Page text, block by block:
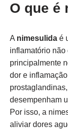
O que é
A nimesulida é
inflamatório
principalmente
dor e
desempenham
Por isso, a
aliviar dores